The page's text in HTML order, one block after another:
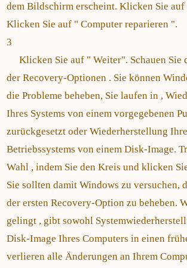
dem Bildschirm erscheint. Klicken Sie
Klicken Sie auf " Computer reparieren ".
3
Klicken Sie auf " Weiter". Schauen Sie
der Recovery-Optionen . Sie können
die Probleme beheben, Sie laufen in ,
Ihres Systems von einem vorgegebenen
zurückgesetzt oder Wiederherstellung
Betriebssystems von einem Disk-Image.
Wahl , indem Sie den Kreis und klicken
Sie sollten damit Windows zu versuchen,
der ersten Recovery-Option zu beheben.
gelingt , gibt sowohl
Disk-Image Ihres Computers in einen
verlieren alle Änderungen an Ihrem